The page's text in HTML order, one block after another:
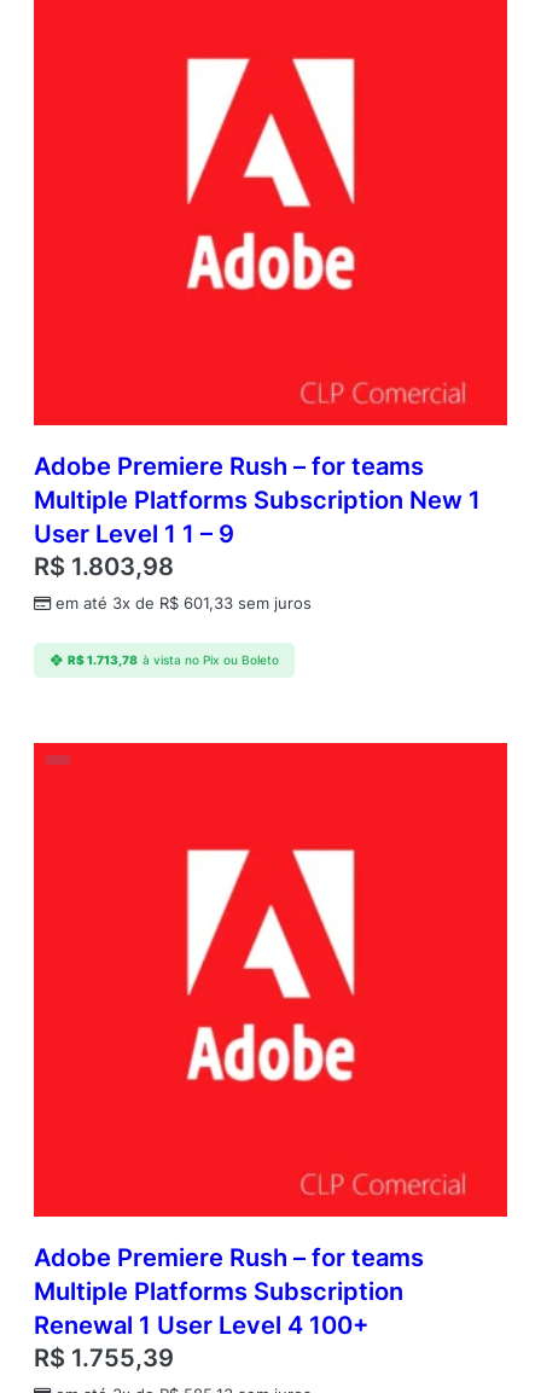
Adobe Premiere Rush – for teams
Multiple Platforms Subscription New 1
User Level 1 1 – 9
R$ 1.803,98
em até 3x de R$ 601,33 sem juros
R$1.713,78 à vista no Pix ou Boleto
Adobe Premiere Rush – for teams
Multiple Platforms Subscription
Renewal 1 User Level 4 100+
R$ 1.755,39